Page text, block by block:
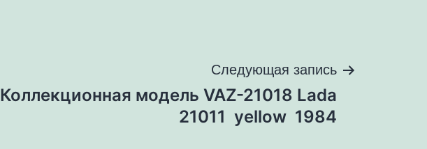
Следующая запись
Коллекционная модель VAZ-21018 Lada
21011 yellow 1984